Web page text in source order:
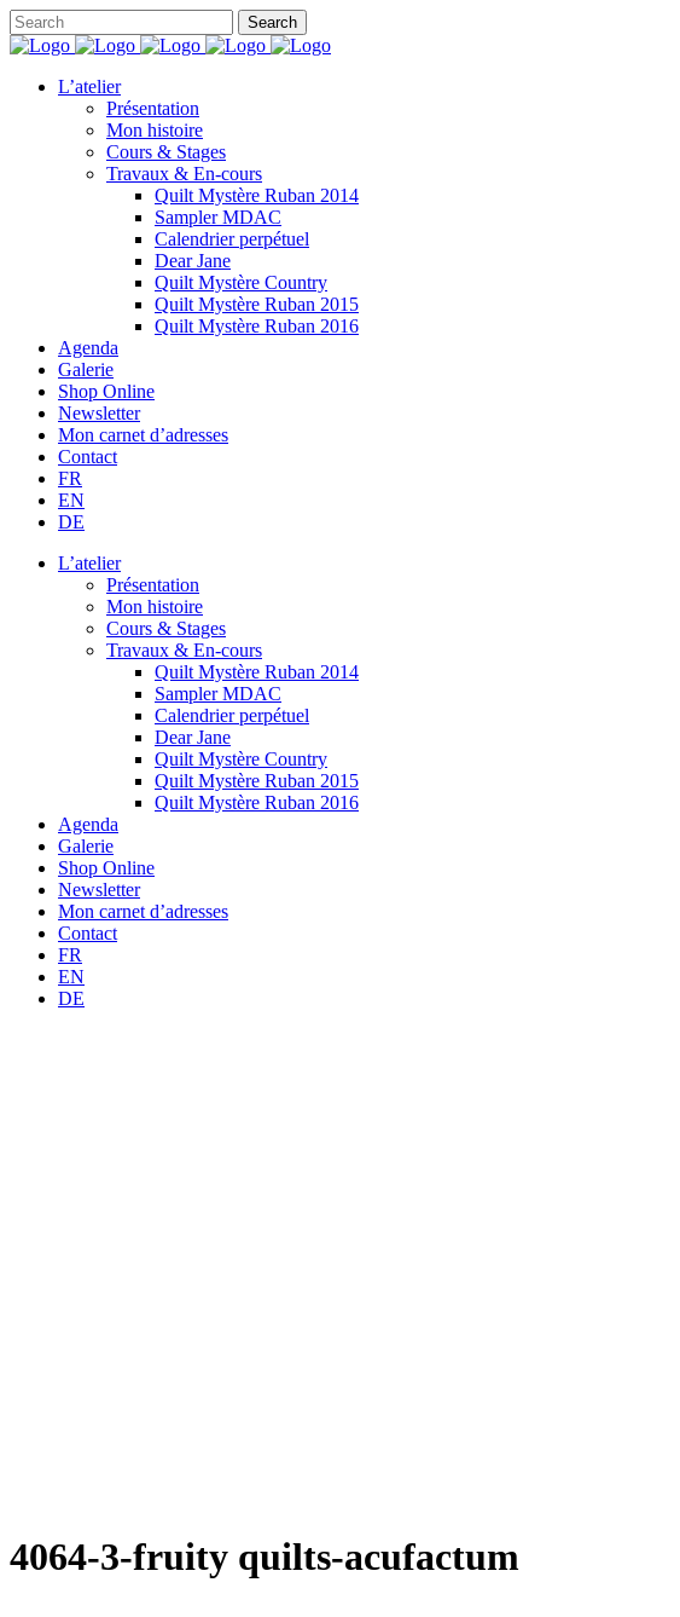
L’atelier
Présentation
Mon histoire
Cours & Stages
Travaux & En-cours
Quilt Mystère Ruban 2014
Sampler MDAC
Calendrier perpétuel
Dear Jane
Quilt Mystère Country
Quilt Mystère Ruban 2015
Quilt Mystère Ruban 2016
Agenda
Galerie
Shop Online
Newsletter
Mon carnet d’adresses
Contact
FR
EN
DE
L’atelier
Présentation
Mon histoire
Cours & Stages
Travaux & En-cours
Quilt Mystère Ruban 2014
Sampler MDAC
Calendrier perpétuel
Dear Jane
Quilt Mystère Country
Quilt Mystère Ruban 2015
Quilt Mystère Ruban 2016
Agenda
Galerie
Shop Online
Newsletter
Mon carnet d’adresses
Contact
FR
EN
DE
4064-3-fruity quilts-acufactum